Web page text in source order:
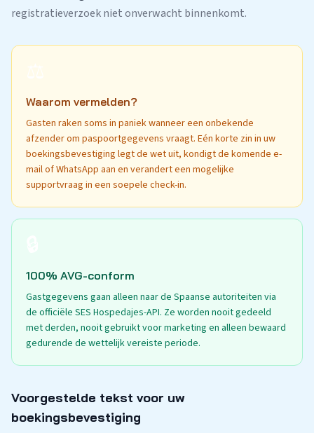
registratieverzoek niet onverwacht binnenkomt.
Waarom vermelden?
Gasten raken soms in paniek wanneer een onbekende
afzender om paspoortgegevens vraagt. Eén korte zin in uw
boekingsbevestiging legt de wet uit, kondigt de komende e-
mail of WhatsApp aan en verandert een mogelijke
supportvraag in een soepele check-in.
100% AVG-conform
Gastgegevens gaan alleen naar de Spaanse autoriteiten via
de officiële SES Hospedajes-API. Ze worden nooit gedeeld
met derden, nooit gebruikt voor marketing en alleen bewaard
gedurende de wettelijk vereiste periode.
Voorgestelde tekst voor uw
boekingsbevestiging